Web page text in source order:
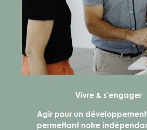
Vivre & s’engager
Agir pour un
permettant notre